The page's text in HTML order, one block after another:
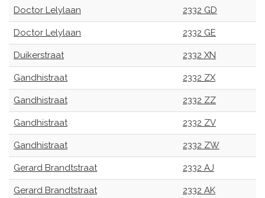
Doctor Lelylaan 2332 GD
Doctor Lelylaan 2332 GE
Duikerstraat 2332 XN
Gandhistraat 2332 ZX
Gandhistraat 2332 ZZ
Gandhistraat 2332 ZV
Gandhistraat 2332 ZW
Gerard Brandtstraat 2332 AJ
Gerard Brandtstraat 2332 AK